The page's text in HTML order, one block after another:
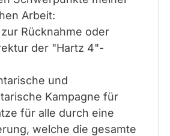
Arbeit:
Rücknahme oder
der "Hartz 4"-
und
Kampagne für
für alle durch eine
welche die gesamte